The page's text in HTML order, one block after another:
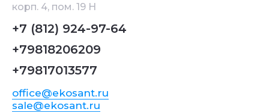
корп. 4, пом. 19 Н
+7 (812) 924-97-64
+79818206209
+79817013577
office@ekosant.ru
sale@ekosant.ru